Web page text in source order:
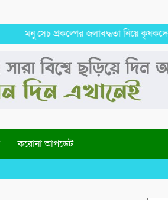
মনু সেচ প্রকল্পের জলাবদ্ধতা নিয়ে কৃষকদের
করোনা আপডেট